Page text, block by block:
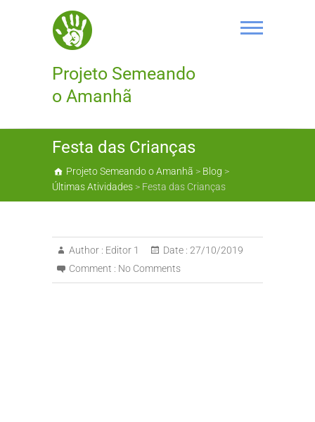
Projeto Semeando
o Amanhã
Festa das Crianças
Projeto Semeando o Amanhã > Blog >
Últimas Atividades > Festa das Crianças
Author : Editor 1 Date : 27/10/2019
Comment : No Comments